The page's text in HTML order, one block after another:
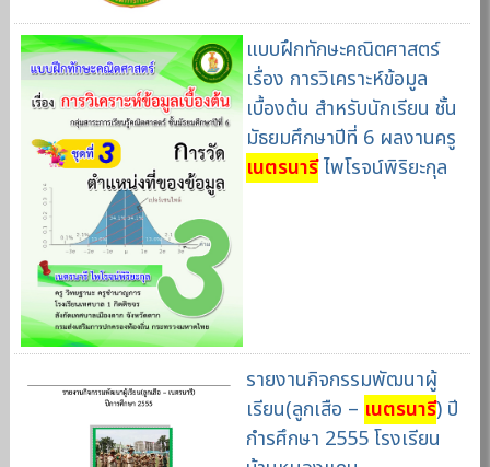
แบบฝึกทักษะคณิตศาสตร์
เรื่อง การวิเคราะห์ข้อมูล
เบื้องต้น สำหรับนักเรียน ชั้น
มัธยมศึกษาปีที่ 6 ผลงานครู
เนตรนารีไพโรจน์พิริยะกุล
รายงานกิจกรรมพัฒนาผู้
เรียน(ลูกเสือ – เนตรนารี) ปี
กำรศึกษา 2555 โรงเรียน